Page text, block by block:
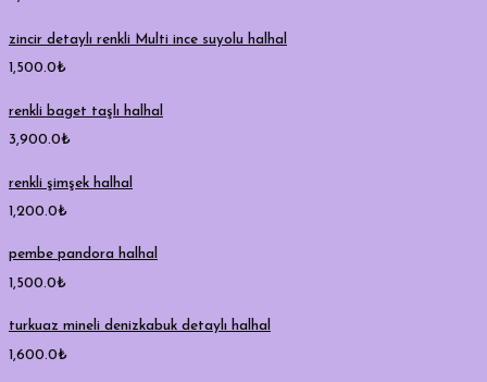
zincir detaylı renkli Multi ince suyolu halhal
1,500.0₺
renkli baget taşlı halhal
3,900.0₺
renkli şimşek halhal
1,200.0₺
pembe pandora halhal
1,500.0₺
turkuaz mineli denizkabuk detaylı halhal
1,600.0₺